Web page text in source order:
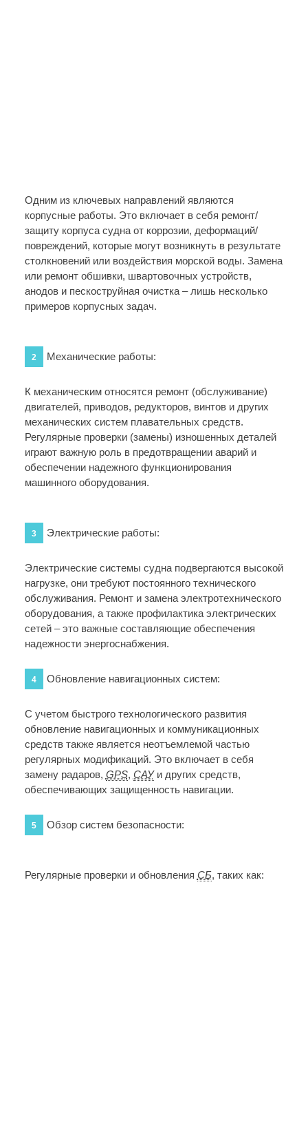
Одним из ключевых направлений являются
корпусные работы. Это включает в себя ремонт/
защиту корпуса судна от коррозии, деформаций/
повреждений, которые могут возникнуть в результате
столкновений или воздействия морской воды. Замена
или ремонт обшивки, швартовочных устройств,
анодов и пескоструйная очистка – лишь несколько
примеров корпусных задач.
2 Механические работы:
К механическим относятся ремонт (обслуживание)
двигателей, приводов, редукторов, винтов и других
механических систем плавательных средств.
Регулярные проверки (замены) изношенных деталей
играют важную роль в предотвращении аварий и
обеспечении надежного функционирования
машинного оборудования.
3 Электрические работы:
Электрические системы судна подвергаются высокой
нагрузке, они требуют постоянного технического
обслуживания. Ремонт и замена электротехнического
оборудования, а также профилактика электрических
сетей – это важные составляющие обеспечения
надежности энергоснабжения.
4 Обновление навигационных систем:
С учетом быстрого технологического развития
обновление навигационных и коммуникационных
средств также является неотъемлемой частью
регулярных модификаций. Это включает в себя
замену радаров, GPS, САУи других средств,
обеспечивающих защищенность навигации.
5 Обзор систем безопасности:
Регулярные проверки и обновления СБ, таких как: